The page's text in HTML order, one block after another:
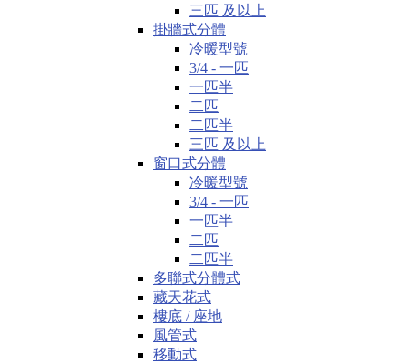
三匹 及以上
掛牆式分體
冷暖型號
3/4 - 一匹
一匹半
二匹
二匹半
三匹 及以上
窗口式分體
冷暖型號
3/4 - 一匹
一匹半
二匹
二匹半
多聯式分體式
藏天花式
樓底 / 座地
風管式
移動式